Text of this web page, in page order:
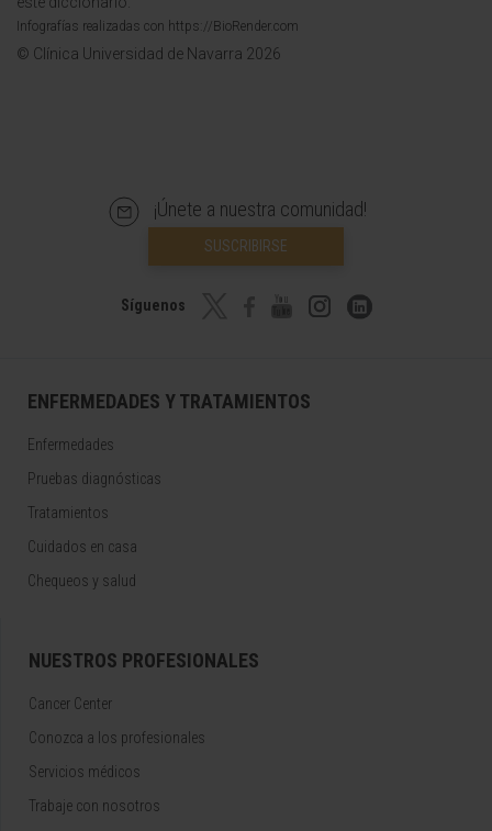
Infografías realizadas con https://BioRender.com
© Clínica Universidad de Navarra 2026
¡Únete a nuestra comunidad!
SUSCRIBIRSE
Síguenos
ENFERMEDADES Y TRATAMIENTOS
Enfermedades
Pruebas diagnósticas
Tratamientos
Cuidados en casa
Chequeos y salud
NUESTROS PROFESIONALES
Cancer Center
Conozca a los profesionales
Servicios médicos
Trabaje con nosotros